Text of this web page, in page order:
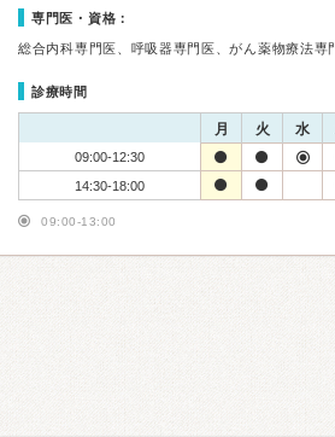
専門医・資格：
総合内科専門医、呼吸器専門医、がん薬物療法専
診療時間
月 火 水
09:00-12:30
14:30-18:00
09:00-13:00